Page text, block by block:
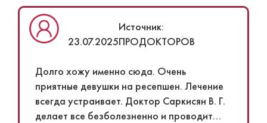
23.07.2025
Источник:
ПРОДОКТОРОВ
Долго хожу именно сюда. Очень
приятные девушки на ресепшен. Лечение
всегда устраивает. Доктор Саркисян В. Г.
делает все безболезненно и проводит